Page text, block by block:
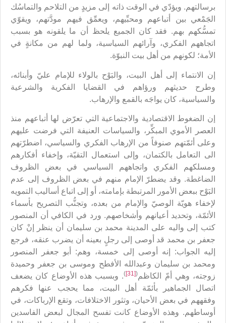
برسالتهم. ويؤدّي في الوقت ذاته إلى مزيدٍ من التلاحم والتماسُك
الجَمْعي بين أتباعهم ومحبِّيهم، ويعمِّق فيهم مودَّتهم، ويقوّي
تمسُّكهم بهم. فقد كان الجميع يلحظ أن ما يلقونه هو بسبب
اتجاههم الفكري، وآرائهم السياسية، ولما لهم من مكانةٍ في
الأمة؛ لكونهم من أهل بيت النبوّة.
إن الانتماء إلى أهل البيت، والبَوْح بالولاء للإمام عليّ وأبنائه،
وطرح حديثهم ورؤاهم في القضايا الفكرية والشرعية
والسياسية، كان يواجَه بالقمع والإرهاب.
إن الضغوط الاقتصادية والاجتماعية التي تعرّض لها أتباعهم منذ
العصر الأموي المبكِّر، والسياسات العنيفة التي فرضت عليهم
وعلى أئمّتهم صنوفاً من الإرهاب الفكري والسياسي، اضطرّتهم
الى التعامل بالكتمان، وإلى استعمال التقيّة، وإخفاء أفكارهم
ومسلكهم الفكري واتجاههم السياسي في بعض الظروف
الضاغطة. وقد يضطرّ الإمام منهم في بعض الظروف إلى عدم
البَوْح ببعض الأمور المرتبطة بإمامته، أو إلى اتباع أساليب التمويه
لإخفاء هويّة الوصيّ والإمام من بعده، وتجنُّب التصريح بأسماء
الأئمّة، وتحديد أعيانهم وأشخاصهم. ورد في الكافي أن المنصور
كتب إلى واليه على المدينة محمد بن سليمان أن ينظر إنْ كان
جعفر بن محمد قد أوصى إلى رجلٍ بعينه أن يضرب عنقه، فرجع
إليه الجواب: إنه أوصى إلى خمسة، وهم: أبو جعفر المنصور
ومحمد بن سليمان وعبدالله الأفطح وموسى بن جعفر وحميدة
زوجته، وهي أمّ الكاظم(
[31]
). وبسبب هذه الأوضاع كان يضعف
اتصال الجماهير بأئمّة أهل البيت، مما يحجب عنها فكرهم
وفقههم في بعض الأحيان، وتثور الاختلافات، وتقع الإرباكات، في
أوساطهم. وهذه الأوضاع كانت تفسح المجال لبعض الفاسدين